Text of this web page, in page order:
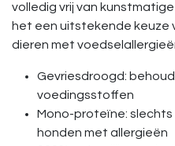
volledig vrij van
het een uitstekende keuze
dieren met
Gevriesdroogd:
voedingsstoffen
Mono-proteïne:
honden met allergieën